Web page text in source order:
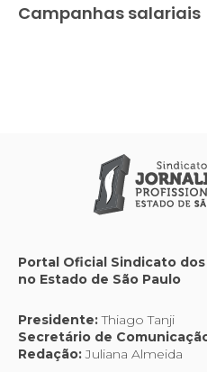
Campanhas salariais
Portal Oficial Sindicato
no Estado de São Paulo
Presidente:Thiago Tanji
Secretário de
Redação:Juliana Almeida